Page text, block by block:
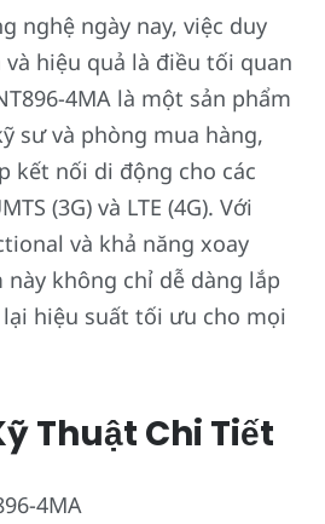
nghệ ngày nay, việc duy
hiệu quả là điều tối quan
4MA là một sản phẩm
sư và phòng mua hàng,
kết nối di động cho các
(3G) và LTE (4G). Với
và khả năng xoay
này không chỉ dễ dàng lắp
hiệu suất tối ưu cho mọi
Thuật Chi Tiết
4MA